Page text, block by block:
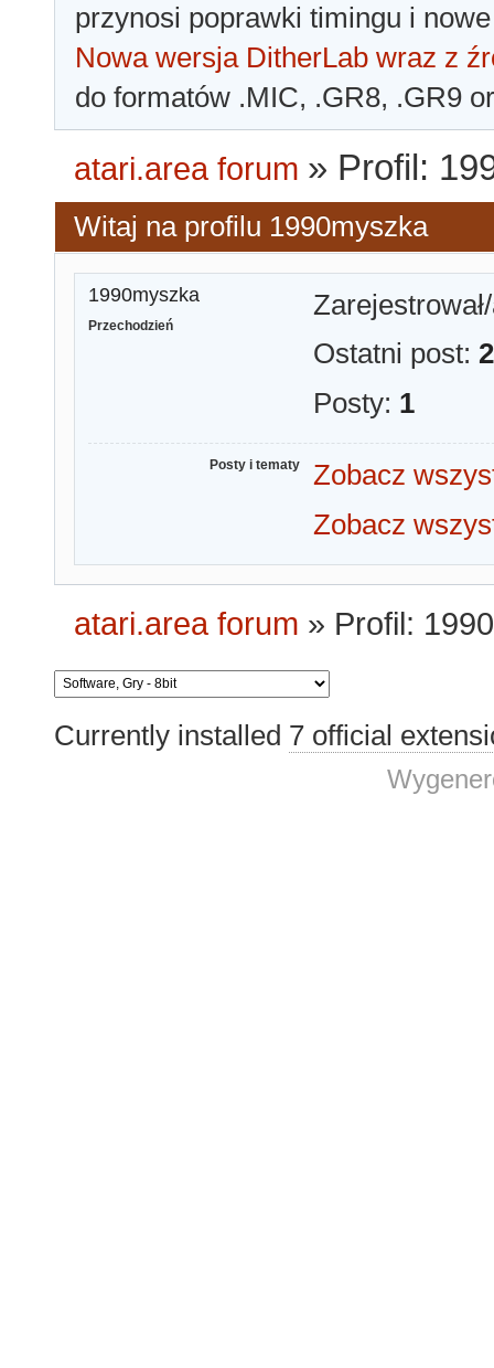
przynosi poprawki timingu i
Nowa wersja DitherLab wraz z
do formatów .MIC, .GR8, .GR9
atari.area forum » Profil:
Witaj na profilu 1990myszka
1990myszka
Przechodzień
Ostatni post:
Posty: 1
Posty i tematy
Zobacz
Zobacz
atari.area forum » Profil:
Currently installed 7 official